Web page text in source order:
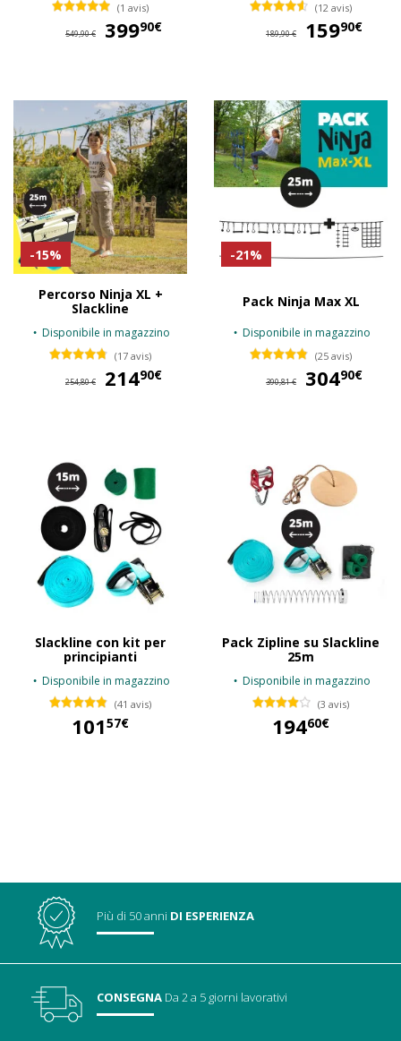
(1 avis)
549,90 € 39990€
(12 avis)
189,90 € 15990€
-15%
Percorso Ninja XL +
Slackline
Disponibile in magazzino
(17 avis)
254,80 € 21490€
-21%
Pack Ninja Max XL
Disponibile in magazzino
(25 avis)
390,81 € 30490€
Slackline con kit per
principianti
Disponibile in magazzino
(41 avis)
10157€
Pack Zipline su Slackline
25m
Disponibile in magazzino
(3 avis)
19460€
Più di 50 anni DI ESPERIENZA
CONSEGNA Da 2 a 5 giorni lavorativi